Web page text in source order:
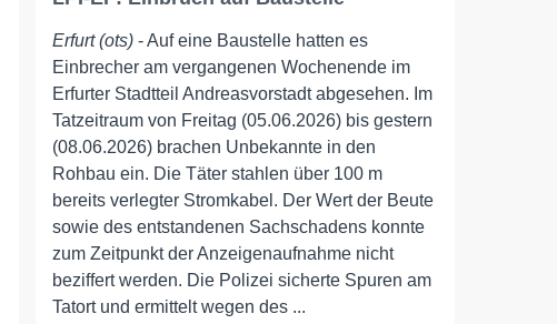
Erfurt (ots) - Auf eine Baustelle hatten es
Einbrecher am vergangenen Wochenende im
Erfurter Stadtteil Andreasvorstadt abgesehen. Im
Tatzeitraum von Freitag (05.06.2026) bis gestern
(08.06.2026) brachen Unbekannte in den
Rohbau ein. Die Täter stahlen über 100 m
bereits verlegter Stromkabel. Der Wert der Beute
sowie des entstandenen Sachschadens konnte
zum Zeitpunkt der Anzeigenaufnahme nicht
beziffert werden. Die Polizei sicherte Spuren am
Tatort und ermittelt wegen des ...